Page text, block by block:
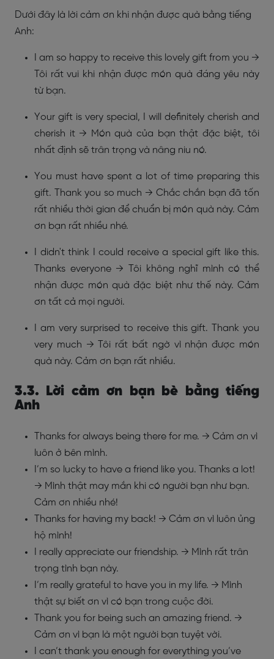
Dưới đây là lời cảm ơn khi nhận được quà bằng tiếng
Anh:
I am so happy to receive this lovely gift from you →
Tôi rất vui khi nhận được món quà đáng yêu này
từ bạn.
Your gift is very special, I will definitely cherish and
cherish it → Món quà của bạn thật đặc biệt, tôi
nhất định sẽ trân trọng và nâng niu nó.
You must have spent a lot of time preparing this
gift. Thank you so much → Chắc chắn bạn đã tốn
rất nhiều thời gian để chuẩn bị món quà này. Cảm
ơn bạn rất nhiều nhé.
I didn't think I could receive a special gift like this.
Thanks everyone → Tôi không nghĩ mình có thể
nhận được món quà đặc biệt như thế này. Cảm
ơn tất cả mọi người.
I am very surprised to receive this gift. Thank you
very much → Tôi rất bất ngờ vì nhận được món
quà này. Cảm ơn bạn rất nhiều.
3.3. Lời cảm ơn bạn bè bằng tiếng
Anh
Thanks for always being there for me. → Cảm ơn vì
luôn ở bên mình.
I’m so lucky to have a friend like you. Thanks a lot!
→ Mình thật may mắn khi có người bạn như bạn.
Cảm ơn nhiều nhé!
Thanks for having my back! → Cảm ơn vì luôn ủng
hộ mình!
I really appreciate our friendship. → Mình rất trân
trọng tình bạn này.
I’m really grateful to have you in my life. → Mình
thật sự biết ơn vì có bạn trong cuộc đời.
Thank you for being such an amazing friend. →
Cảm ơn vì bạn là một người bạn tuyệt vời.
I can’t thank you enough for everything you’ve